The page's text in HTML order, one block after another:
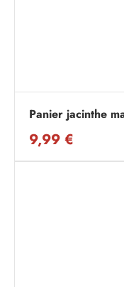
Panier jacinthe
9,99 €